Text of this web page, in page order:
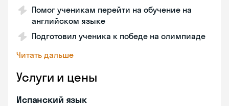
Помог ученикам перейти на обучение на
английском языке
Подготовил ученика к победе на олимпиаде
Читать дальше
Услуги и цены
Испанский язык